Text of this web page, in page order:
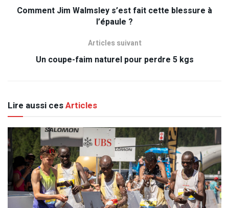
Comment Jim Walmsley s’est fait cette blessure à
l’épaule ?
Articles suivant
Un coupe-faim naturel pour perdre 5 kgs
Lire aussi cesArticles